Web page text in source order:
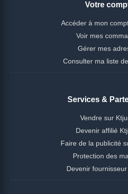
Votre
Accéder à mon
Voir mes
Gérer mes
Consulter ma liste
Services &
Vendre sur
Devenir affilié
Faire de la publicité
Protection des
Devenir